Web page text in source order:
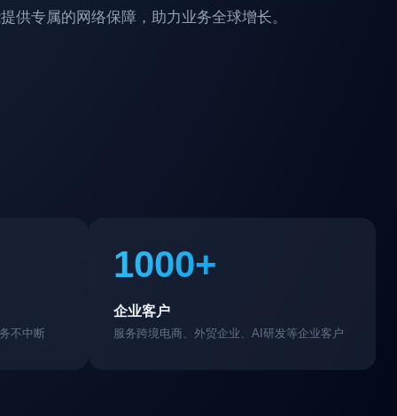
专属的网络保障，助力业务全球增长。
不中断
1000+
企业客户
服务跨境电商、外贸企业、AI研发等企业客户